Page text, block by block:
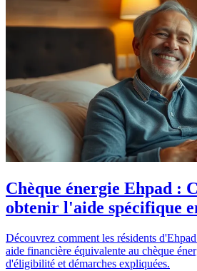
Chèque énergie Ehpad :
obtenir l'aide spécifique
Découvrez comment les résidents
aide financière équivalente au chèque
d'éligibilité et démarches expliquées.